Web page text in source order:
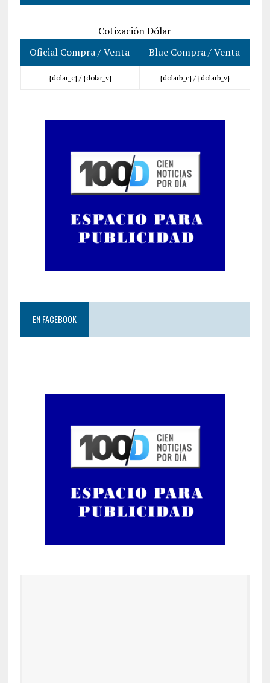
Cotización Dólar
Oficial Compra / Venta
Blue Compra / Venta
{dolar_c} / {dolar_v} {dolarb_c} / {dolarb_v}
EN FACEBOOK